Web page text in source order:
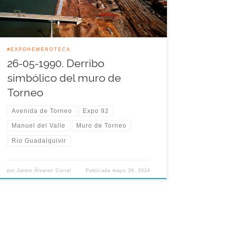
donde se […]
#EXPOHEMEROTECA
26-05-1990. Derribo
simbólico del muro de
Torneo
Avenida de Torneo Expo 92
Manuel del Valle Muro de Torneo
Rio Guadalquivir
porJaime Álvarez Corral Publicada mayo 26, 2024